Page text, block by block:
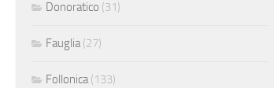
Donoratico (31)
Fauglia(27)
Follonica(133)